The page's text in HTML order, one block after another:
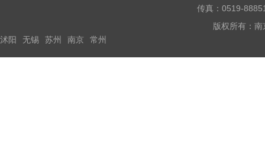
传真：0519-
版权所有：
沭阳
无锡 苏州 南京 常州